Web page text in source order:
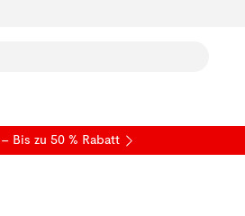
– Bis zu 50 % Rabatt